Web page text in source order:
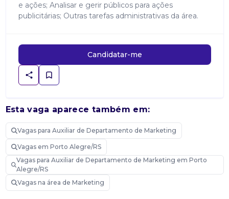
e ações; Analisar e gerir públicos para ações
publicitárias; Outras tarefas administrativas da área.
Candidatar-me
Esta vaga aparece também em:
Vagas para Auxiliar de Departamento de Marketing
Vagas em Porto Alegre/RS
Vagas para Auxiliar de Departamento de Marketing em Porto
Alegre/RS
Vagas na área de Marketing